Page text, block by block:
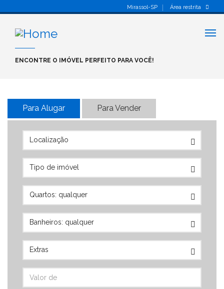
Mirassol-SP Área restrita
ENCONTRE O IMÓVEL PERFEITO PARA VOCÊ!
Para Alugar Para Vender